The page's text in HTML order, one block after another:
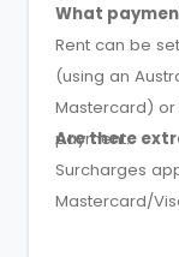
What
Rent can be
(using an
Mastercard)
payment.
Are there
Surcharges
Mastercard/